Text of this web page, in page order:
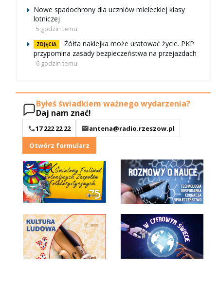
Nowe spadochrony dla uczniów mieleckiej klasy
lotniczej
5 godzin temu
ZDJĘCIA
Żółta naklejka może uratować życie. PKP
przypomina zasady bezpieczeństwa na przejazdach
6 godzin temu
Byłeś świadkiem ważnego wydarzenia?
Daj nam znać!
17 222 22 22
antena@radio.rzeszow.pl
Otwórz formularz